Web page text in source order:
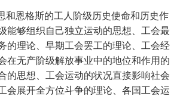
和恩格斯的工人阶级历史使命和历史作
能够组织自己独立运动的思想、工会最
的理论、早期工会罢工的理论、工会经
在无产阶级解放事业中的地位和作用的
的思想、工会运动的状况直接影响社会
会展开全方位斗争的理论、各国工会运